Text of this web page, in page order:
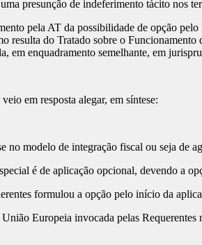
presunção de indeferimento tácito nos
pela AT da possibilidade de opção pelo
resulta do Tratado sobre o
em enquadramento semelhante, em
em resposta alegar, em síntese:
no modelo de integração fiscal ou seja de
é de aplicação opcional, devendo a
formulou a opção pelo início da
Europeia invocada pelas